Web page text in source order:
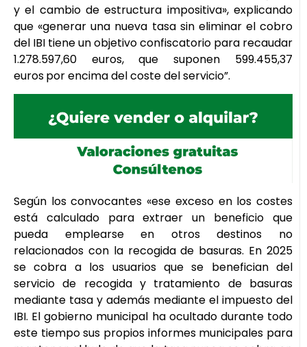
y el cambio de estructura impositiva», explicando
que «generar una nueva tasa sin eliminar el cobro
del IBI tiene un objetivo confiscatorio para recaudar
1.278.597,60 euros,
que suponen 599.455,37
eurospor encima del coste del servicio”.
Según los convocantes «ese exceso en los costes
está calculado para extraer un beneficio que
pueda emplearse en otros destinos no
relacionados con la recogida de basuras. En 2025
se cobra a los usuarios que se benefician del
servicio de recogida y tratamiento de basuras
mediante tasa y además mediante el impuesto del
IBI. El gobierno municipal ha ocultado durante todo
este tiempo sus propios informes municipales para